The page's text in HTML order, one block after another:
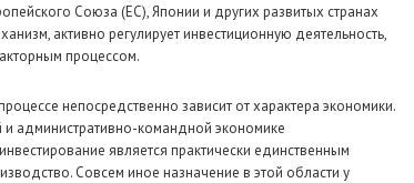
Союза (ЕС), Японии и других развитых странах
активно регулирует инвестиционную деятельность,
процессом.
непосредственно зависит от характера экономики.
административно-командной экономике
является практически единственным
Совсем иное назначение в этой области у